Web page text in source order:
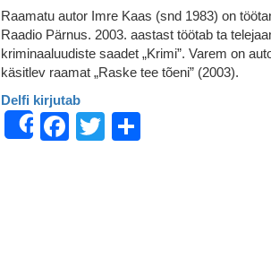
Raamatu autor Imre Kaas (snd 1983) on
Raadio Pärnus. 2003. aastast töötab ta
kriminaaluudiste saadet „Krimi”. Varem on
käsitlev raamat „Raske tee tõeni” (2003).
Delfi kirjutab
ShareFacebook
Twitter